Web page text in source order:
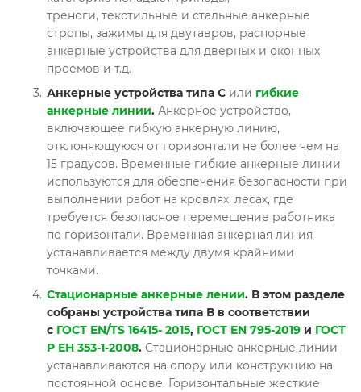
треноги, текстильные и стальные анкерные
стропы, зажимы для двутавров, распорные
анкерные устройства для дверных и оконных
проемов и т.д.
Анкерные устройства типа С или гибкие
анкерные линии. Анкерное устройство,
включающее гибкую анкерную линию,
отклоняющуюся от горизонтали не более чем на
15 градусов. Временные гибкие анкерные линии
используются для обеспечения безопасности при
выполнении работ на кровлях, лесах, где
требуется безопасное перемещение работника
по горизонтали. Временная анкерная линия
устанавливается между двумя крайними
точками.
Стационарные анкерные лении. В этом разделе
собраны устройства типа В в соответствии
с ГОСТ EN/TS 16415- 2015, ГОСТ EN 795-2019 и ГОСТ
Р ЕН 353-1-2008. Стационарные анкерные линии
устанавливаются на опору или конструкцию на
постоянной основе. Горизонтальные жесткие